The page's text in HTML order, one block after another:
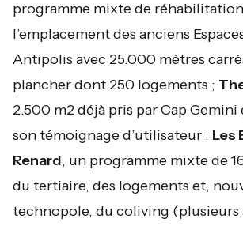
programme mixte de
l’emplacement des anciens
Antipolis avec 25.000 mètres
plancher dont 250 logements ;
2.500 m2 déjà pris par Cap
son témoignage d’utilisateur ; Les
Renard, un programme mixte de
du tertiaire, des logements et,
technopole, du coliving (plusieurs